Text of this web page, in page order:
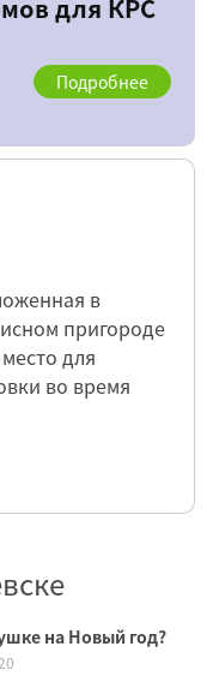
для КРС
Подробнее
в
пригороде
для
во время
на Новый год?